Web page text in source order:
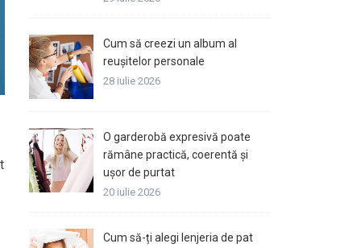
Cum să creezi un album al
reușitelor personale
28 iulie 2026
O garderobă expresivă poate
rămâne practică, coerentă și
ușor de purtat
20 iulie 2026
Cum să-ți alegi lenjeria de pat